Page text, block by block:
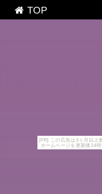
[PR] この広告は3ヶ月以上
ホームページを更新後24
TOP